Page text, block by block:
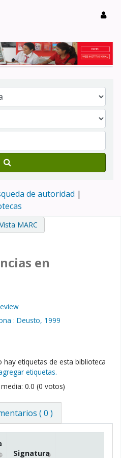
de autoridad
Vista MARC
en
: Deusto, 1999
hay etiquetas de esta biblioteca
etiquetas.
0.0 (0 votos)
( 0 )
Signatura